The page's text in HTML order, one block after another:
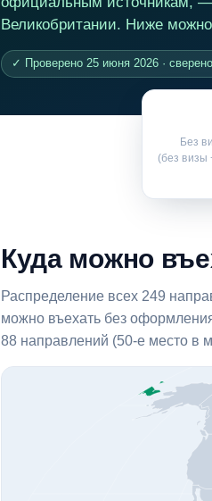
Великобритании. Ниже
✓ Проверено 25 июня 2026 ·
Без
(без визы
Куда можно
Распределение всех 249
можно въехать без
88 направлений (50-е место в